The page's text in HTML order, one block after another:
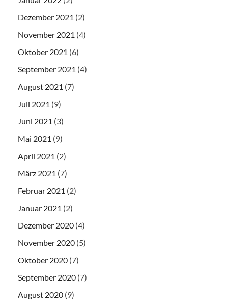
Dezember 2021 (2)
November 2021 (4)
Oktober 2021 (6)
September 2021 (4)
August 2021 (7)
Juli 2021 (9)
Juni 2021 (3)
Mai 2021 (9)
April 2021 (2)
März 2021 (7)
Februar 2021 (2)
Januar 2021 (2)
Dezember 2020 (4)
November 2020 (5)
Oktober 2020 (7)
September 2020 (7)
August 2020 (9)